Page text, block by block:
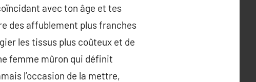
avec ton âge et tes
des affublement plus franches
les tissus plus coûteux et de
femme mûron qui définit
l’occasion de la mettre,